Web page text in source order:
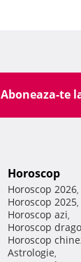
Aboneaza-te
Horoscop
Horoscop 2026,
Horoscop 2025,
Horoscop azi,
Horoscop
Horoscop
Astrologie,